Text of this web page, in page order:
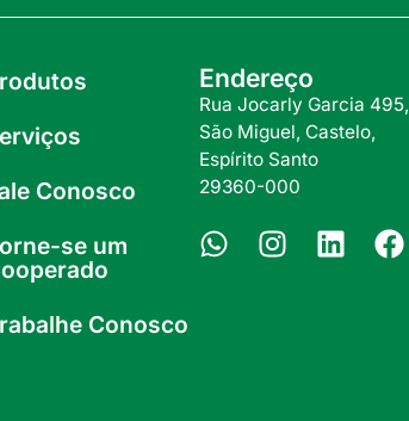
Conosco
se um
Conosco
Endereço
Rua Jocarly Garcia 495,
São Miguel, Castelo,
Espírito Santo
29360-000